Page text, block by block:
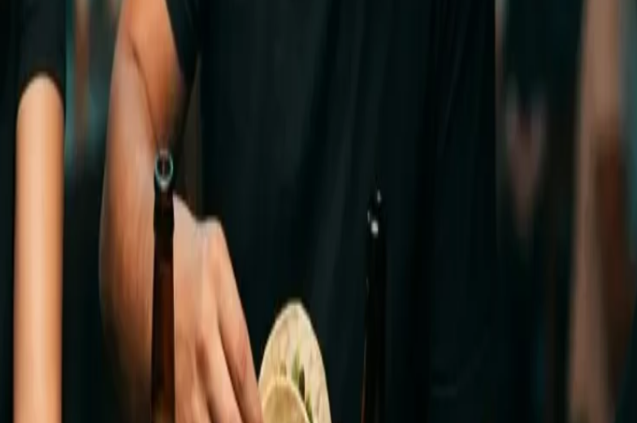
pero cualquiera que haya ido a un concierto de Natalia Lafourcade en la ciudad sabe que somos
enteras, creativos que llegaron "por un año" hace seis. Es una de las comunidades
sí hay zonas donde la concentración se nota: el centro y Malasaña por los restaurantes,
por un motivo muy concreto que veremos más abajo: ahí está la Casa de México. Lo que sí existe
, quién vende tamales
en diciembre y qué taquería no te va a servir un burrito cuando pediste
era estudiante de posgrado con billete de vuelta; hoy hay de todo: emprendedores con negocio
pero siguen desayunando
quesadillas
. Esa mezcla explica por qué la oferta mexicana de la ciudad ha
quedarnos.
por platillo